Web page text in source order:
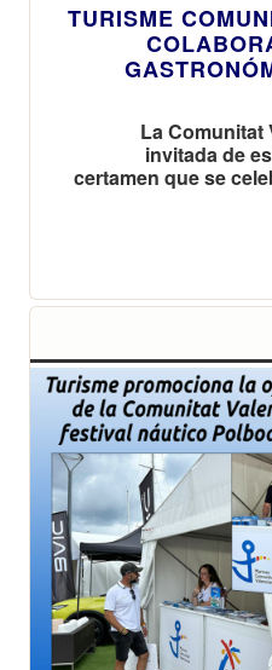
TURISME
La Comunitat
invitada de
certamen que se